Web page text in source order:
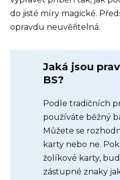
do jisté míry magické.
opravdu neuvěřitelná.
Jaká jsou
BS?
Podle tradičních
používáte běžný
Můžete se
karty nebo ne.
žolíkové karty,
zástupné znaky